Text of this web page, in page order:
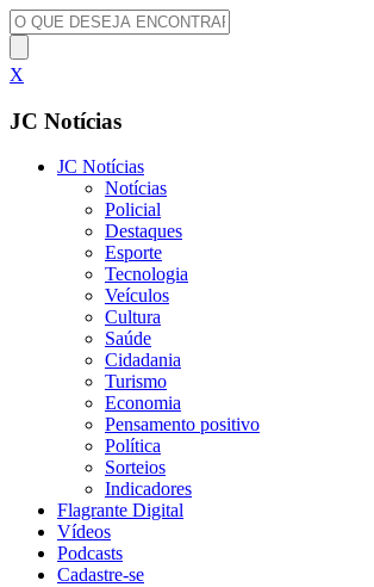
X
JC Notícias
JC Notícias
Notícias
Policial
Destaques
Esporte
Tecnologia
Veículos
Cultura
Saúde
Cidadania
Turismo
Economia
Pensamento positivo
Política
Sorteios
Indicadores
Flagrante Digital
Vídeos
Podcasts
Cadastre-se